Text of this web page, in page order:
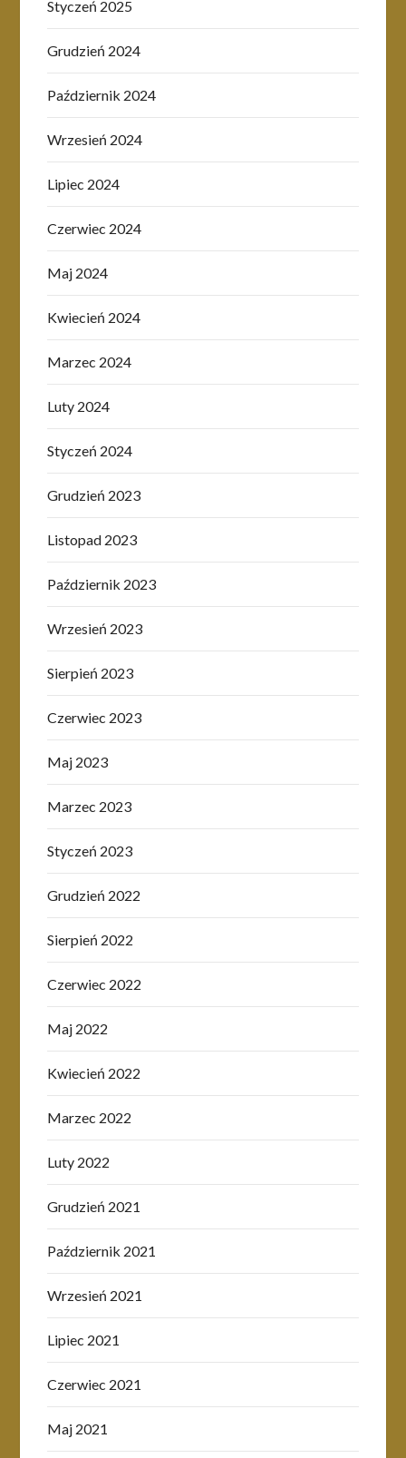
Styczeń 2025
Grudzień 2024
Październik 2024
Wrzesień 2024
Lipiec 2024
Czerwiec 2024
Maj 2024
Kwiecień 2024
Marzec 2024
Luty 2024
Styczeń 2024
Grudzień 2023
Listopad 2023
Październik 2023
Wrzesień 2023
Sierpień 2023
Czerwiec 2023
Maj 2023
Marzec 2023
Styczeń 2023
Grudzień 2022
Sierpień 2022
Czerwiec 2022
Maj 2022
Kwiecień 2022
Marzec 2022
Luty 2022
Grudzień 2021
Październik 2021
Wrzesień 2021
Lipiec 2021
Czerwiec 2021
Maj 2021